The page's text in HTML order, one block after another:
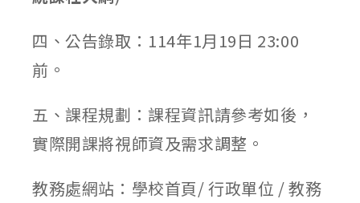
四、公告錄取：114年1月19日 23:00
前。
五、課程規劃：課程資訊請參考如後，
實際開課將視師資及需求調整。
教務處網站：學校首頁/ 行政單位 / 教務